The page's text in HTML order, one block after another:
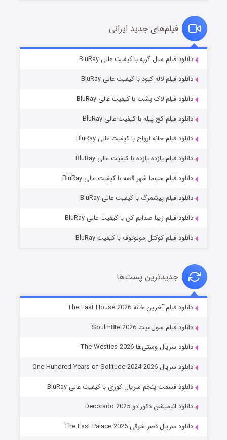
قسمت۲ (زیرنویس) منتشر شد
شوگر فصل ۲
خاندان اژدها فصل ۳
فیلم‌های جدید ایرانی
دانلود فیلم سال گربه با کیفیت عالی BluRay
دانلود فیلم لاله کبود با کیفیت عالی BluRay
دانلود فیلم لاک پشت با کیفیت عالی BluRay
دانلود فیلم کج‌ پیله با کیفیت عالی BluRay
دانلود فیلم خانه ارواح با کیفیت عالی BluRay
دانلود فیلم یازده یازده با کیفیت عالی BluRay
دانلود فیلم سینما شهر قصه با کیفیت عالی BluRay
دانلود فیلم پیشمرگ با کیفیت عالی BluRay
دانلود فیلم زیبا صدایم کن با کیفیت عالی BluRay
دانلود فیلم کوکتل مولوتوف با کیفیت BluRay
جدیدترین پست‌ها
دانلود فیلم آخرین خانه The Last House 2026
دانلود فیلم سول‌میت Soulm8te 2026
دانلود سریال وستی‌ها The Westies 2026
دانلود سریال One Hundred Years of Solitude 2024-2026
دانلود قسمت پنجم سریال کوری با کیفیت عالی BluRay
دانلود انیمیشن دکورادو Decorado 2025
دانلود سریال قصر شرقی The East Palace 2026